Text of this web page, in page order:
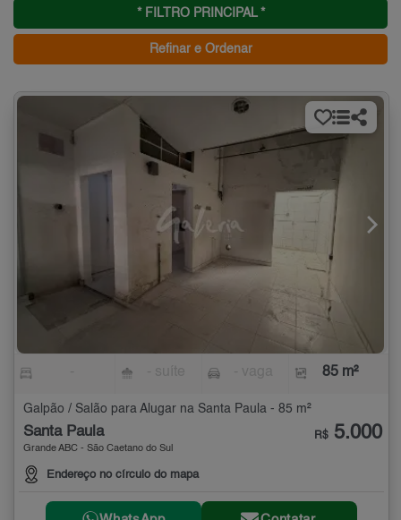
* FILTRO PRINCIPAL *
Refinar e Ordenar
85 m²
Galpão / Salão para Alugar na Santa Paula - 85 m²
Santa Paula
Grande ABC - São Caetano do Sul
Endereço no círculo do mapa
R$ 5.000